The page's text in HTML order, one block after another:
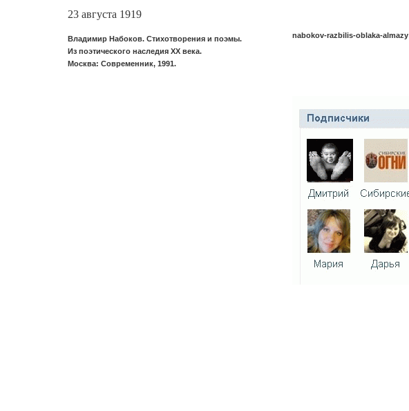
23 августа 1919
Владимир Набоков. Стихотворения и поэмы.
Из поэтического наследия XX века.
Москва: Современник, 1991.
nabokov-razbilis-oblaka-almazy